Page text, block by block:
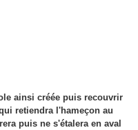
ainsi créée puis recouvrir
retiendra l'hameçon au
puis ne s'étalera en aval